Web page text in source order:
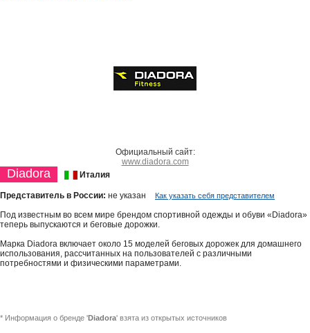
Официальный сайт:
www.diadora.com
Diadora Италия
Представитель в России: не указан Как указать себя представителем
Под известным во всем мире брендом спортивной одежды и обуви «Diadora»
теперь выпускаются и беговые дорожки.
Марка Diadora включает около 15 моделей беговых дорожек для домашнего
использования, рассчитанных на пользователей с различными
потребностями и физическими параметрами.
* Информация о бренде 'Diadora' взята из открытых источников